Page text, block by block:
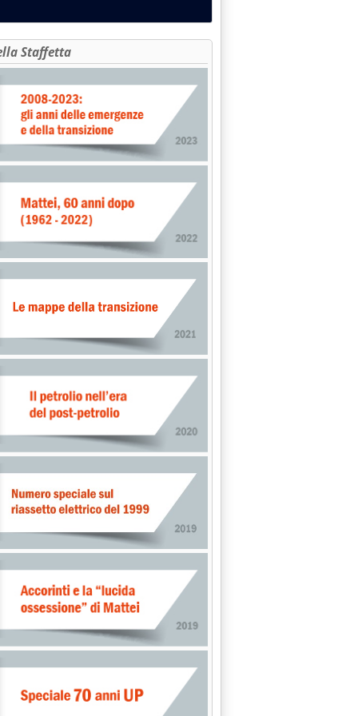
2003 alle 15.5.
NUOVO ANNO'
alle 15.4.
MERCATO EUROPEO'
alle 15.4.
MONTE CARLO'
15.4.
(ENEA)'
Staffetta